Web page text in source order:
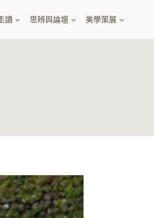
讀 思辨與論壇 美學策展